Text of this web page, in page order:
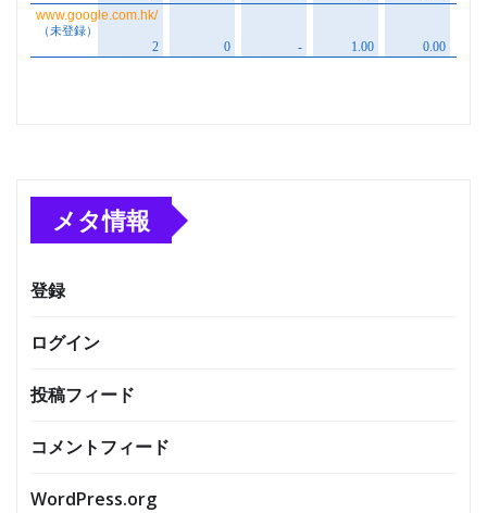
メタ情報
登録
ログイン
投稿フィード
コメントフィード
WordPress.org